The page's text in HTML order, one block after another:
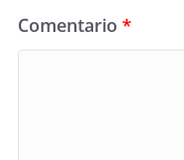
Comentario *